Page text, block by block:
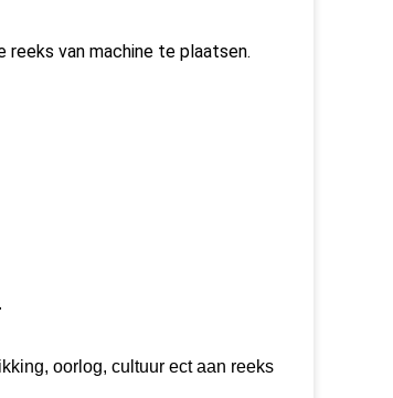
van machine te plaatsen.
oorlog, cultuur ect aan reeks